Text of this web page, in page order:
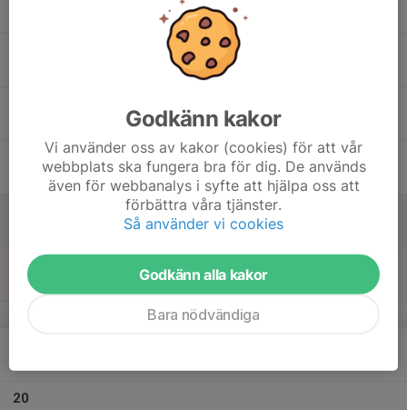
18
Sön Oscarsgymnasiet, A-hallen
v.4
Mån
20
Godkänn kakor
Vi använder oss av kakor (cookies) för att vår
webbplats ska fungera bra för dig. De används
även för webbanalys i syfte att hjälpa oss att
förbättra våra tjänster.
Så använder vi cookies
Godkänn alla kakor
Bara nödvändiga